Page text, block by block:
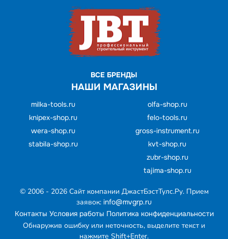
ВСЕ БРЕНДЫ
НАШИ МАГАЗИНЫ
milka-tools.ru
knipex-shop.ru
wera-shop.ru
stabila-shop.ru
olfa-shop.ru
felo-tools.ru
gross-instrument.ru
kvt-shop.ru
zubr-shop.ru
tajima-shop.ru
© 2006 - 2026 Cайт компании ДжастБэстТулс.Ру. Прием
заявок: info@mvgrp.ru
Контакты Условия работы Политика конфиденциальности
Обнаружив ошибку или неточность, выделите текст и
нажмите Shift+Enter.